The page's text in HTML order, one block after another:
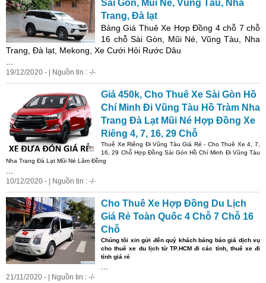
Sài Gòn, Mũi Né, Vũng Tàu, Nha
Trang, Đà lạt
Bảng Giá Thuê Xe Hợp Đồng 4 chỗ 7 chỗ
16 chỗ Sài Gòn, Mũi Né, Vũng Tàu, Nha
Trang, Đà lạt, Mekong, Xe Cưới Hỏi Rước Dâu
19/12/2020 - | Nguồn tin : -/-
Giá 450k, Cho Thuê Xe Sài Gòn Hồ
Chí Minh Đi Vũng Tàu Hồ Tràm Nha
Trang Đà Lạt Mũi Né Hợp Đồng Xe
Riêng 4, 7, 16, 29 Chỗ
Thuê Xe Riêng Đi Vũng Tàu Giá Rẻ - Cho Thuê Xe 4, 7,
16, 29 Chỗ Hợp Đồng Sài Gòn Hồ Chí Minh Đi Vũng Tàu
Nha Trang Đà Lạt Mũi Né Lâm Đồng
10/12/2020 - | Nguồn tin : -/-
Cho Thuê Xe Hợp Đồng Du Lịch
Giá Rẻ Toàn Quốc 4 Chỗ 7 Chỗ 16
Chỗ
Chúng tôi xin gửi đến quý khách bảng báo giá dịch vụ
cho thuê xe du lịch từ TP.HCM đi các tỉnh, thuê xe đi
tỉnh giá rẻ
21/11/2020 - | Nguồn tin : -/-